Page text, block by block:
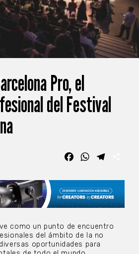
Pro, el
del Festival
FacebookWhatsApp
como un punto de encuentro
del ámbito de la no
oportunidades para